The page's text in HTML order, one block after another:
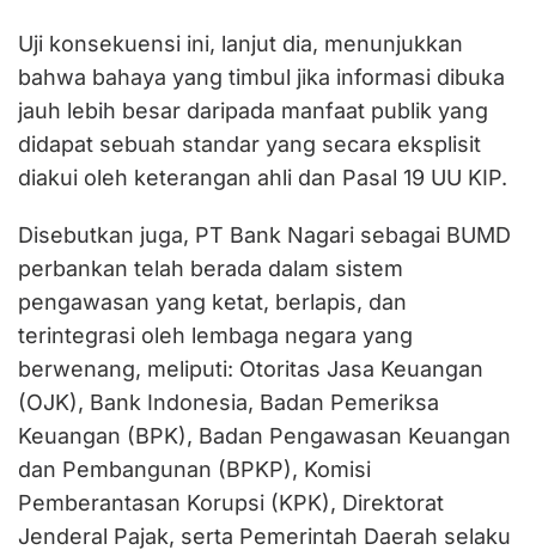
Uji konsekuensi ini, lanjut dia, menunjukkan
bahwa bahaya yang timbul jika informasi dibuka
jauh lebih besar daripada manfaat publik yang
didapat sebuah standar yang secara eksplisit
diakui oleh keterangan ahli dan Pasal 19 UU KIP.
Disebutkan juga, PT Bank Nagari sebagai BUMD
perbankan telah berada dalam sistem
pengawasan yang ketat, berlapis, dan
terintegrasi oleh lembaga negara yang
berwenang, meliputi: Otoritas Jasa Keuangan
(OJK), Bank Indonesia, Badan Pemeriksa
Keuangan (BPK), Badan Pengawasan Keuangan
dan Pembangunan (BPKP), Komisi
Pemberantasan Korupsi (KPK), Direktorat
Jenderal Pajak, serta Pemerintah Daerah selaku